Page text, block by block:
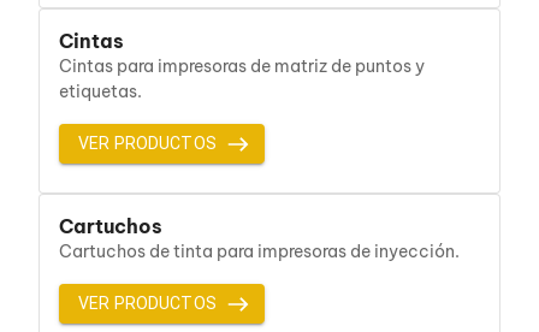
Cables Coaxiales
Accesorios para Cables
Jacks de Red
Conectores
Tapas y Cajas
Herramientas para Cables
Pinzas Ponchadoras
Probadores de Cable
Cortadoras de Cable
Protectores para Cables
Cables para Impresoras
Bobinas
Cableado Estructurado
Cintas
Cintas para impresoras de matriz de puntos y
etiquetas.
VER PRODUCTOS
Cartuchos
Cartuchos de tinta para impresoras de inyección.
VER PRODUCTOS